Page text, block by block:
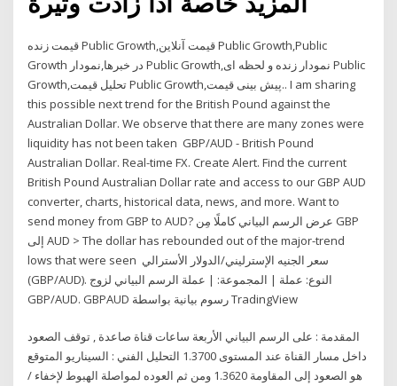
قیمت زنده Public Growth,قیمت آنلاین Public Growth,Public
Growth در خبرها,نمودار Public Growth,نمودار زنده و لحظه ای Public
Growth,تحلیل قیمت Public Growth,پیش بینی قیمت.. I am sharing
this possible next trend for the British Pound against the
Australian Dollar. We observe that there are many zones were
liquidity has not been taken GBP/AUD - British Pound
Australian Dollar. Real-time FX. Create Alert. Find the current
British Pound Australian Dollar rate and access to our GBP AUD
converter, charts, historical data, news, and more. Want to
send money from GBP to AUD? عرض الرسم البياني كاملًا مِن GBP
إلى AUD > The dollar has rebounded out of the major-trend
lows that were seen سعر الجنيه الإسترليني/الدولار الأسترالي
(GBP/AUD). النوع: عملة | المجموعة: | عملة الرسم البياني لزوج
GBP/AUD. GBPAUD رسوم بيانية بواسطة TradingView
المقدمة : على الرسم البياني الأربعة ساعات قناة صاعدة , توقف الصعود
داخل مسار القناة عند المستوى 1.3700 التحليل الفني : السيناريو المتوقع
هو الصعود إلى المقاومة 1.3620 ومن ثم العوده لمواصلة الهبوط لإخفاء /